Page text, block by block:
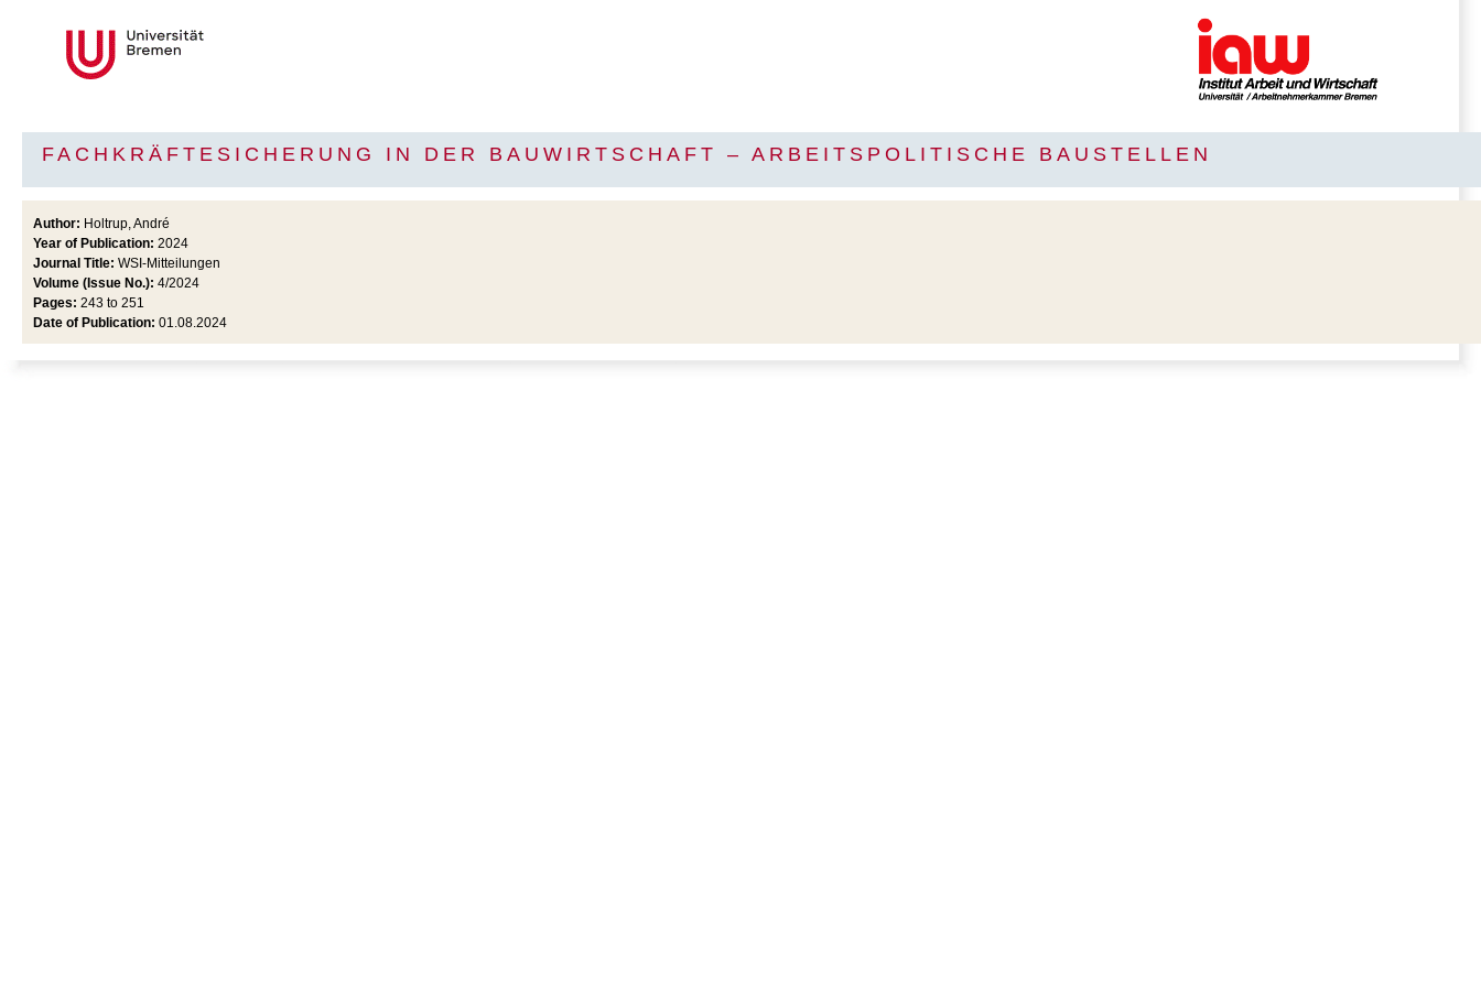
FACHKRÄFTESICHERUNG IN DER BAUWIRTSCHAFT – ARBEITSPOLITISCHE BAUSTELLEN
Author: Holtrup, André
Year of Publication: 2024
Journal Title: WSI-Mitteilungen
Volume (Issue No.): 4/2024
Pages: 243 to 251
Date of Publication: 01.08.2024